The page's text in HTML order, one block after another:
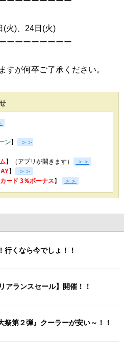
(火)、24日(火)
ーーーーーーーー
すが何卒ご了承ください。
ン】 ＞＞
】（アプリが開きます）
＞＞
】
＞＞
ード 3％ボーナス】 ＞＞
行くなら今でしょ！！
アランスセール】開催！！
祭第２弾』クーラーが安い～！！